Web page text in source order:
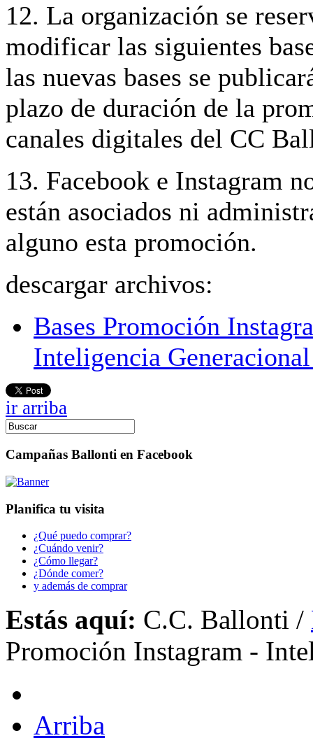
12. La organización se
modificar las siguientes
las nuevas bases se
plazo de duración de la
canales digitales del CC
13. Facebook e Instagram
están asociados ni
alguno esta promoción.
descargar archivos:
Bases Promoción
Inteligencia
ir arriba
Campañas Ballonti en Facebook
Planifica tu visita
¿Qué puedo comprar?
¿Cuándo venir?
¿Cómo llegar?
¿Dónde comer?
y además de comprar
Estás aquí: C.C. Ballonti /
Promoción Instagram -
Arriba